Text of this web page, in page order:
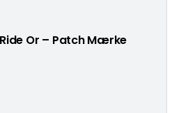
Or – Patch Mærke